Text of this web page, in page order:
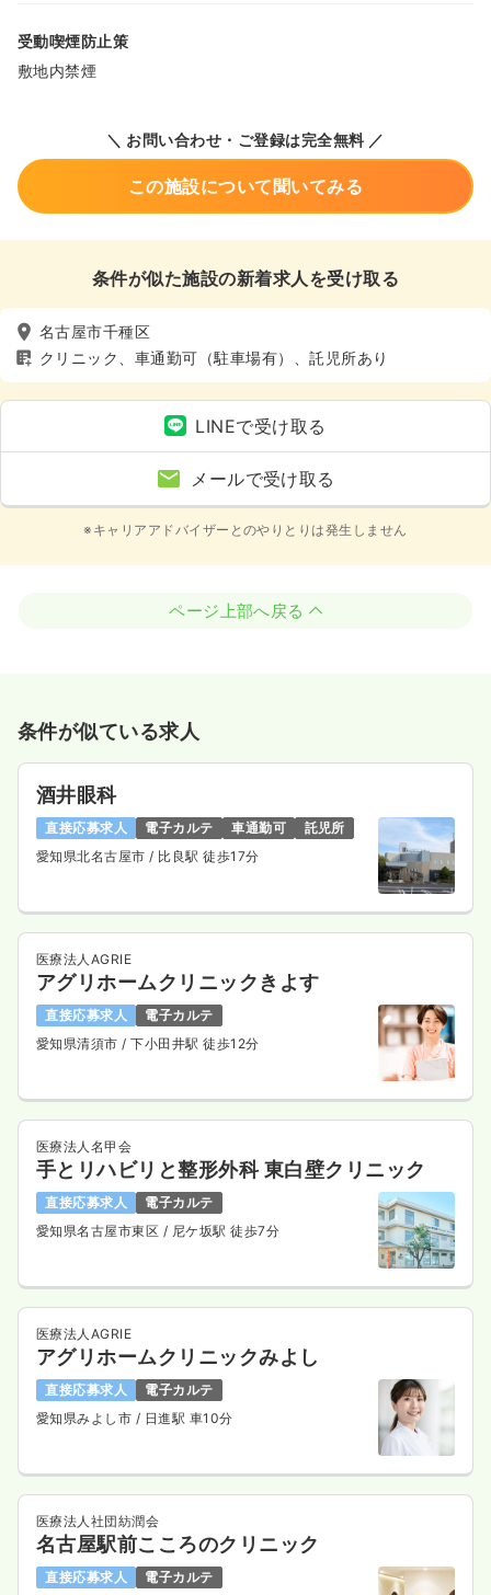
受動喫煙防止策
敷地内禁煙
＼ お問い合わせ・ご登録は完全無料 ／
この施設について聞いてみる
条件が似た施設の新着求人を受け取る
名古屋市千種区
クリニック、車通勤可（駐車場有）、託児所あり
LINEで受け取る
メールで受け取る
※キャリアアドバイザーとのやりとりは発生しません
ページ上部へ戻る
条件が似ている求人
酒井眼科
直接応募求人 電子カルテ 車通勤可
託児所
愛知県北名古屋市/ 比良駅 徒歩17分
医療法人AGRIE
アグリホームクリニックきよす
直接応募求人
電子カルテ
愛知県清須市/ 下小田井駅 徒歩12分
医療法人名甲会
手とリハビリと整形外科 東白壁クリニック
直接応募求人
電子カルテ
愛知県名古屋市東区 / 尼ケ坂駅 徒歩7分
医療法人AGRIE
アグリホームクリニックみよし
直接応募求人
電子カルテ
愛知県みよし市 / 日進駅 車10分
医療法人社団紡潤会
名古屋駅前こころのクリニック
直接応募求人
電子カルテ